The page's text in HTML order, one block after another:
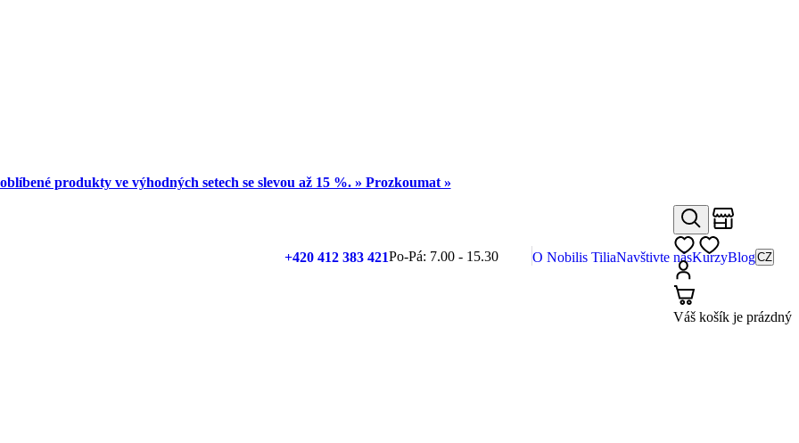
produkty ve výhodných setech se slevou až 15 %. » Prozkoumat »
+420 412 383 421Po-Pá: 7.00 - 15.30 O Nobilis TiliaNavštivte násKurzyBlogCZ
Hledat
Přihlásit
Váš košík je prázdný